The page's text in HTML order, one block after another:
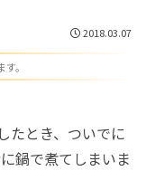
2018.03.07
。
たとき、ついでに
鍋で煮てしまいま